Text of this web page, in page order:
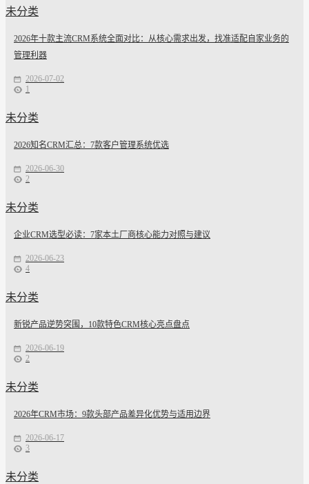
未分类
2026年十款主流CRM系统全面对比：从核心需求出发，找准适配自家业务的
管理利器
2026-07-02
1
未分类
2026知名CRM汇总：7款客户管理系统优选
2026-06-30
2
未分类
企业CRM选型必读：7家本土厂商核心能力对照与建议
2026-06-23
4
未分类
新锐产品逆势突围，10款特色CRM核心亮点盘点
2026-06-19
2
未分类
2026年CRM市场：9款头部产品差异化优势与适用边界
2026-06-17
3
未分类